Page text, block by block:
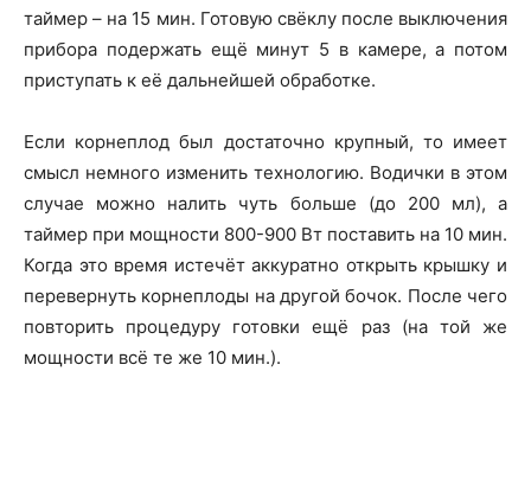
таймер – на 15 мин. Готовую свёклу после выключения
прибора подержать ещё минут 5 в камере, а потом
приступать к её дальнейшей обработке.
Если корнеплод был достаточно крупный, то имеет
смысл немного изменить технологию. Водички в этом
случае можно налить чуть больше (до 200 мл), а
таймер при мощности 800-900 Вт поставить на 10 мин.
Когда это время истечёт аккуратно открыть крышку и
перевернуть корнеплоды на другой бочок. После чего
повторить процедуру готовки ещё раз (на той же
мощности всё те же 10 мин.).